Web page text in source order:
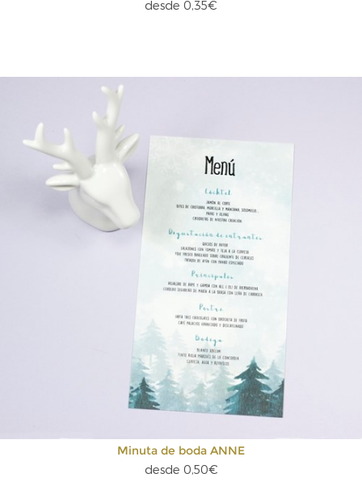
desde 0,35€
Minuta de boda ANNE
desde 0,50€